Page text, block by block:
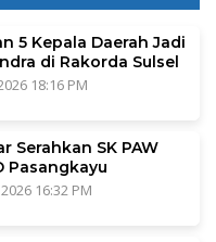
5 Kepala Daerah Jadi
di Rakorda Sulsel
18:16 PM
Serahkan SK PAW
Pasangkayu
16:32 PM